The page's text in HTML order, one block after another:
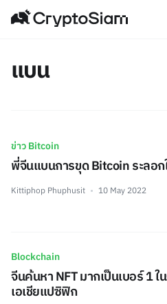
แบน
ข่าว Bitcoin
พี่จีนแบนการขุด Bitcoin ระลอ
Kittiphop Phuphusit 10 May 2022
Blockchain
จีนค้นหา NFT มากเป็นเบอร์ 1
เอเชียแปซิฟิก